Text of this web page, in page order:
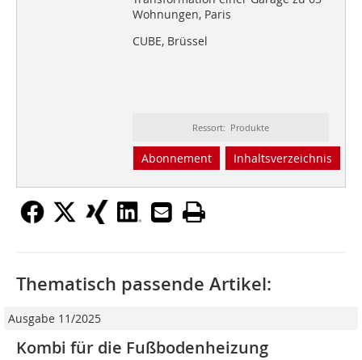
Wohnungen, Paris
CUBE, Brüssel
Ressort: Produkte
Abonnement Inhaltsverzeichnis
Thematisch passende Artikel:
Ausgabe 11/2025
Kombi für die Fußbodenheizung